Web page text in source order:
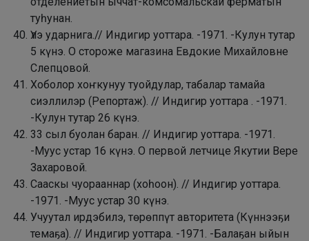
туһунан.
Үлэ ударнига.// Индигир уоттара. -1971. -Кулун тутар
5 күнэ. О стороже магазина Евдокие Михайловне
Слепцовой.
Хоболор хоҥкунуу туойдулар, табалар тамайа
сиэллилэр (Репортаж). // Индигир уоттара . -1971.
-Кулун тутар 26 күнэ.
33 сыл буолан баран. // Индигир уоттара. -1971.
-Муус устар 16 күнэ. О первой летчице Якутии Вере
Захаровой.
Сааскы чуорааннар (хоһоон). // Индигир уоттара.
-1971. -Муус устар 30 күнэ.
Учуутал ирдэбилэ, төрөппүт авторитета (Күннээҕи
темаҕа). // Индигир уоттара. -1971. -Балаҕан ыйын